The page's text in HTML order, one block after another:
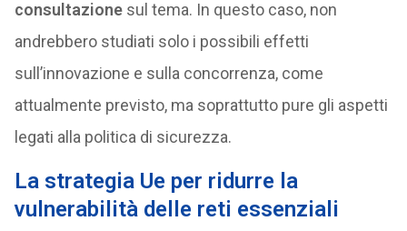
consultazionesul tema. In questo caso, non
andrebbero studiati solo i possibili effetti
sull’innovazione e sulla concorrenza, come
attualmente previsto, ma soprattutto pure gli aspetti
legati alla politica di sicurezza.
La strategia Ue per ridurre la
vulnerabilità delle reti essenziali